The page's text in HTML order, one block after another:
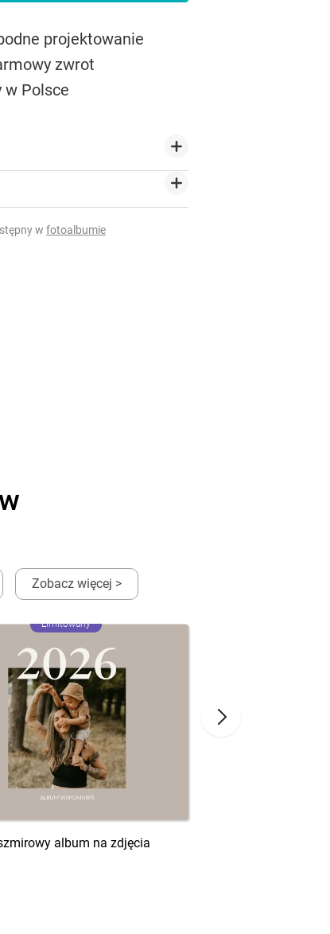
projektowanie
zwrot
w Polsce
w fotoalbumie
Zobacz więcej >
Limitowany
album na zdjęcia